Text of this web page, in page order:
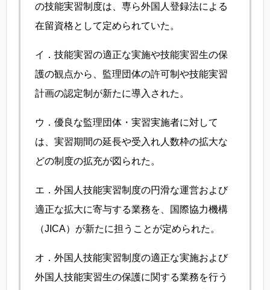
の技能実習制度は、専ら外国人登録法による
在留資格として定められていた。
イ．技能実習の適正な実施や技能実習生の保
護の観点から、監理団体の許可制や技能実習
計画の認定制が新たに導入された。
ウ．優良な監理団体・実習実施者に対して
は、実習期間の延長や受入れ人数枠の拡大な
どの制度の拡充が図られた。
エ．外国人技能実習制度の円滑な運営および
適正な拡大に寄与する業務を、国際協力機構
（JICA）が新たに担うことが定められた。
オ．外国人技能実習制度の適正な実施および
外国人技能実習生の保護に関する業務を行う